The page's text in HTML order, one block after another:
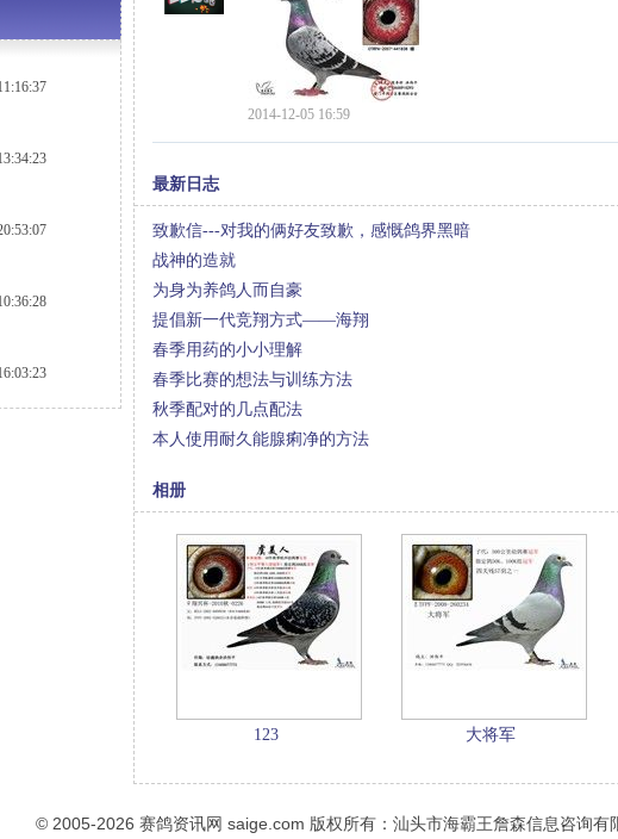
2014-12-05 16:59
最新日志
致歉信---对我的俩好友致歉，感慨鸽界黑暗
战神的造就
为身为养鸽人而自豪
提倡新一代竞翔方式——海翔
春季用药的小小理解
春季比赛的想法与训练方法
秋季配对的几点配法
本人使用耐久能腺痢净的方法
相册
123 大将军
© 2005-2026 赛鸽资讯网 saige.com 版权所有：汕头市海霸王詹森信息咨询有